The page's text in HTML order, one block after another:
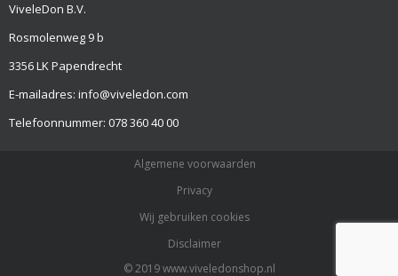
ViveleDon B.V.
Rosmolenweg 9 b
3356 LK Papendrecht
E-mailadres: info@viveledon.com
Telefoonnummer: 078 360 40 00
Algemene voorwaarden
Privacy
Wij gebruiken cookies
Disclaimer
© 2019 www.viveledonshop.nl